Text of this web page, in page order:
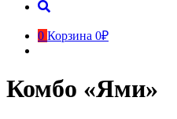
0 Корзина 0₽
Комбо «Ями»